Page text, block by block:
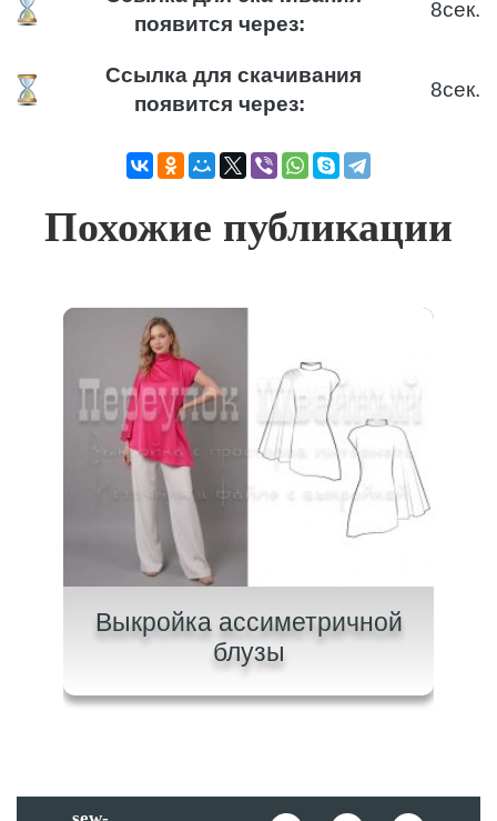
появится через:
8сек.
Ссылка для скачивания
появится через:
8сек.
Похожие публикации
Выкройка ассиметричной
блузы